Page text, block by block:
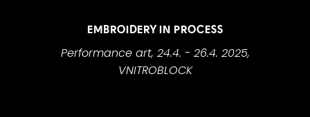
EMBROIDERY IN PROCESS
Performance art, 24.4. - 26.4. 2025,
VNITROBLOCK